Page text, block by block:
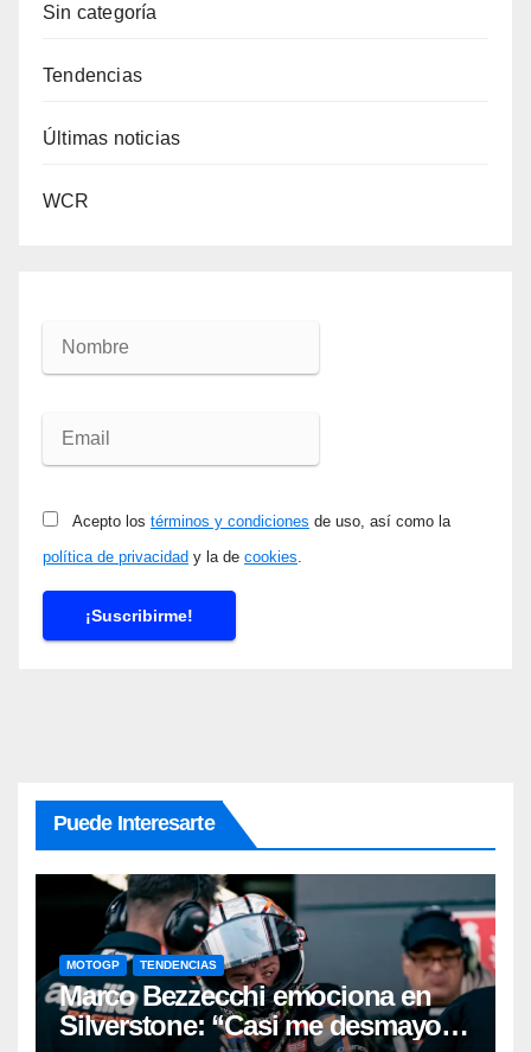
Sin categoría
Tendencias
Últimas noticias
WCR
Acepto los términos y condiciones de uso, así como la
política de privacidad y la de cookies.
Puede Interesarte
MOTOGP TENDENCIAS
Marco Bezzecchi emociona en
Silverstone: “Casi me desmayo,